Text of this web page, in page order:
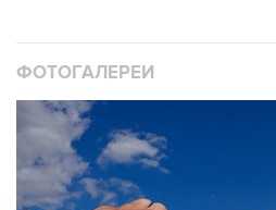
ФОТОГАЛЕРЕИ